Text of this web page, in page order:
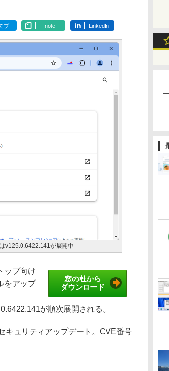
ブ note LinkedIn
v125.0.6422.141が展開中
窓の杜から
ダウンロード
ップ向け
をアップ
が順次展開される。
キュリティアップデート。CVE番号